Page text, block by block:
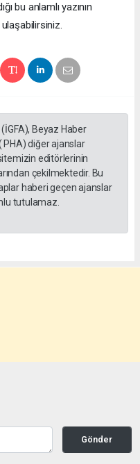
bu anlamlı yazının
Beyaz Haber
PHA) diğer ajanslar
editörlerinin
çekilmektedir. Bu
haberi geçen ajanslar
tutulamaz.
Gönder